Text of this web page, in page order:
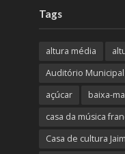
Tags
altura média
Auditório
açúcar
baixa-
casa da música
Casa de cultura